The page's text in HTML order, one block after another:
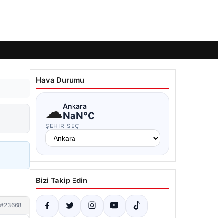
#23668
Hava Durumu
☁Ankara
NaN°C
ŞEHIR SEÇ
Bizi Takip Edin